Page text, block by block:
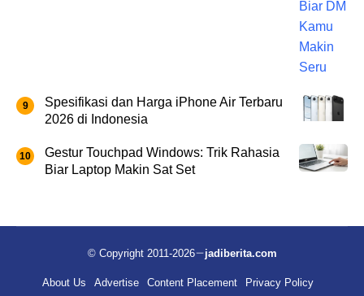
Spesifikasi dan Harga iPhone Air Terbaru
2026 di Indonesia
Gestur Touchpad Windows: Trik Rahasia
Biar Laptop Makin Sat Set
© Copyright 2011-2026 jadiberita.com
About Us Advertise Content Placement Privacy Policy